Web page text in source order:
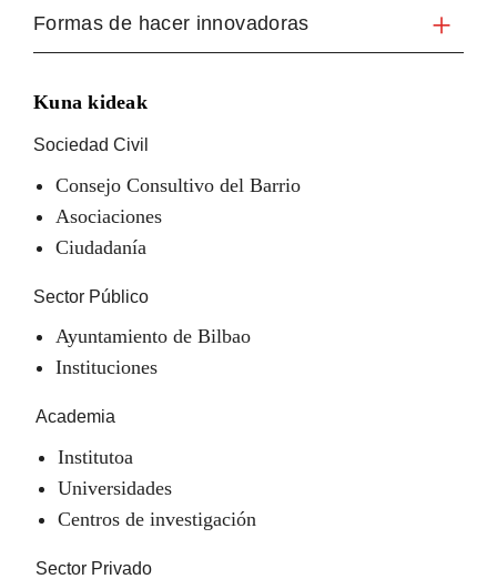
Formas de hacer innovadoras
Kuna kideak
Sociedad Civil
Consejo Consultivo del Barrio
Asociaciones
Ciudadanía
Sector Público
Ayuntamiento de Bilbao
Instituciones
Academia
Institutoa
Universidades
Centros de investigación
Sector Privado